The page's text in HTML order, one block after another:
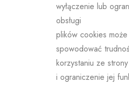
wyłączenie lub
obsługi
plików cookies może
spowodować
korzystaniu ze
i ograniczenie jej